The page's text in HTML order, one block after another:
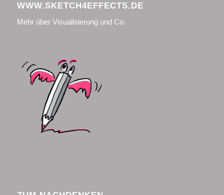
WWW.SKETCH4EFFECTS.DE
Mehr über Visualisierung und Co.